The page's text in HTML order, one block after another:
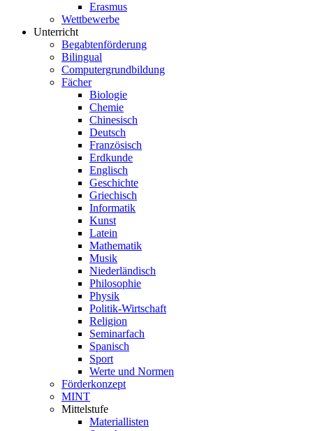
Erasmus
Wettbewerbe
Unterricht
Begabtenförderung
Bilingual
Computergrundbildung
Fächer
Biologie
Chemie
Chinesisch
Deutsch
Französisch
Erdkunde
Englisch
Geschichte
Griechisch
Informatik
Kunst
Latein
Mathematik
Musik
Niederländisch
Philosophie
Physik
Politik-Wirtschaft
Religion
Seminarfach
Spanisch
Sport
Werte und Normen
Förderkonzept
MINT
Mittelstufe
Materiallisten